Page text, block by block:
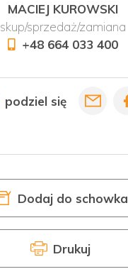
MACIEJ KUROWSKI
skup/sprzedaż/zamiana
+48 664 033 400
podziel się
Dodaj do schowka
Drukuj